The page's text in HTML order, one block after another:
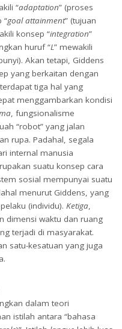
“adaptation” (proses
“goal attainment” (tujuan
konsep “integration”
huruf “L” mewakili
Akan tetapi, Giddens
yang berkaitan dengan
tiga hal yang
menggambarkan kondisi
, fungsionalisme
“robot” yang jalan
rupa. Padahal, segala
internal manusia
suatu konsep cara
sosial mempunyai suatu
menurut Giddens, yang
(individu). Ketiga,
dimensi waktu dan ruang
terjadi di masyarakat.
satu-kesatuan yang juga
dalam teori
istilah antara “bahasa